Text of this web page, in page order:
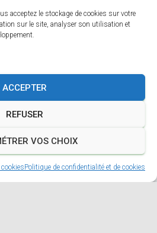
acceptez le stockage de cookies sur votre
sur le site, analyser son utilisation et
ACCEPTER
REFUSER
VOS CHOIX
Politique de confidentialité et de cookies
Site officiel